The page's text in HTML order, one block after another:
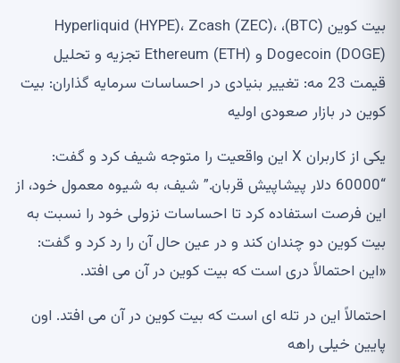
بیت کوین (BTC)، Hyperliquid (HYPE)، Zcash (ZEC)،
Dogecoin (DOGE) و Ethereum (ETH) تجزیه و تحلیل
قیمت 23 مه: تغییر بنیادی در احساسات سرمایه گذاران: بیت
کوین در بازار صعودی اولیه
یکی از کاربران X این واقعیت را متوجه شیف کرد و گفت:
“60000 دلار پیشاپیش قربان.” شیف، به شیوه معمول خود، از
این فرصت استفاده کرد تا احساسات نزولی خود را نسبت به
بیت کوین دو چندان کند و در عین حال آن را رد کرد و گفت:
«این احتمالاً دری است که بیت کوین در آن می افتد.
احتمالاً این در تله ای است که بیت کوین در آن می افتد. اون
پایین خیلی راهه